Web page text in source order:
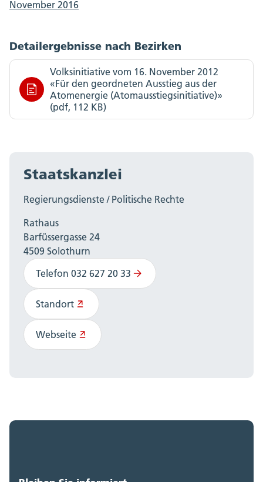
November 2016
Detailergebnisse nach Bezirken
Volksinitiative vom 16. November 2012
«Für den geordneten Ausstieg aus der
Atomenergie (Atomausstiegsinitiative)»
(pdf, 112 KB)
Staatskanzlei
Regierungsdienste / Politische Rechte
Rathaus
Barfüssergasse 24
4509 Solothurn
Telefon 032 627 20 33
Standort
Webseite